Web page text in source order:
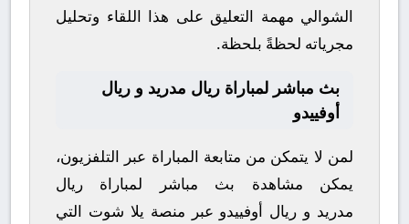
الشوالي مهمة التعليق على هذا اللقاء وتحليل
مجرياته لحظةً بلحظة.
بث مباشر لمباراة ريال مدريد و ريال
أوفييدو
لمن لا يتمكن من متابعة المباراة عبر التلفزيون،
يمكن مشاهدة بث مباشر لمباراة ريال
مدريد و ريال أوفييدو عبر منصة يلا شوت التي